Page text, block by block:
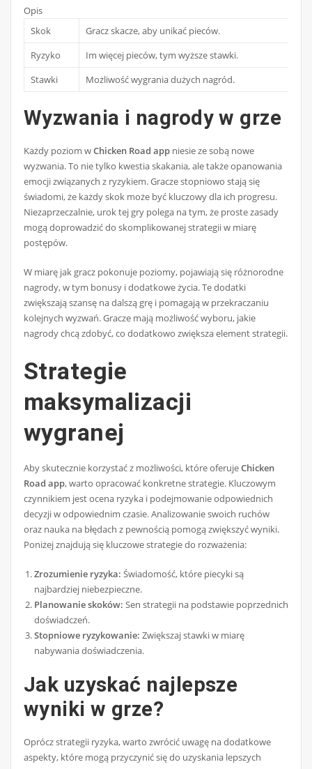
Opis
Skok
Gracz skacze, aby unikać pieców.
Ryzyko
Im więcej pieców, tym wyższe stawki.
Stawki
Możliwość wygrania dużych nagród.
Wyzwania i nagrody w grze
Każdy poziom wChicken Road appniesie ze sobą nowe
wyzwania. To nie tylko kwestia skakania, ale także opanowania
emocji związanych z ryzykiem. Gracze stopniowo stają się
świadomi, że każdy skok może być kluczowy dla ich progresu.
Niezaprzeczalnie, urok tej gry polega na tym, że proste zasady
mogą doprowadzić do skomplikowanej strategii w miarę
postępów.
W miarę jak gracz pokonuje poziomy, pojawiają się różnorodne
nagrody, w tym bonusy i dodatkowe życia. Te dodatki
zwiększają szansę na dalszą grę i pomagają w przekraczaniu
kolejnych wyzwań. Gracze mają możliwość wyboru, jakie
nagrody chcą zdobyć, co dodatkowo zwiększa element strategii.
Strategie
maksymalizacji
wygranej
Aby skutecznie korzystać z możliwości, które oferujeChicken
Road app, warto opracować konkretne strategie. Kluczowym
czynnikiem jest ocena ryzyka i podejmowanie odpowiednich
decyzji w odpowiednim czasie. Analizowanie swoich ruchów
oraz nauka na błędach z pewnością pomogą zwiększyć wyniki.
Poniżej znajdują się kluczowe strategie do rozważenia:
Zrozumienie ryzyka: Świadomość, które piecyki są
najbardziej niebezpieczne.
Planowanie skoków: Sen strategii na podstawie poprzednich
doświadczeń.
Stopniowe ryzykowanie: Zwiększaj stawki w miarę
nabywania doświadczenia.
Jak uzyskać najlepsze
wyniki w grze?
Oprócz strategii ryzyka, warto zwrócić uwagę na dodatkowe
aspekty, które mogą przyczynić się do uzyskania lepszych